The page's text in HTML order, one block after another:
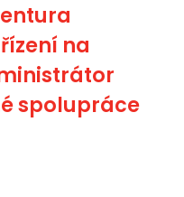
na
spolupráce